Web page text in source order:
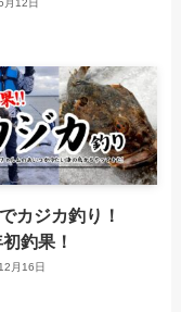
カジカ釣り！
釣果！
月16日